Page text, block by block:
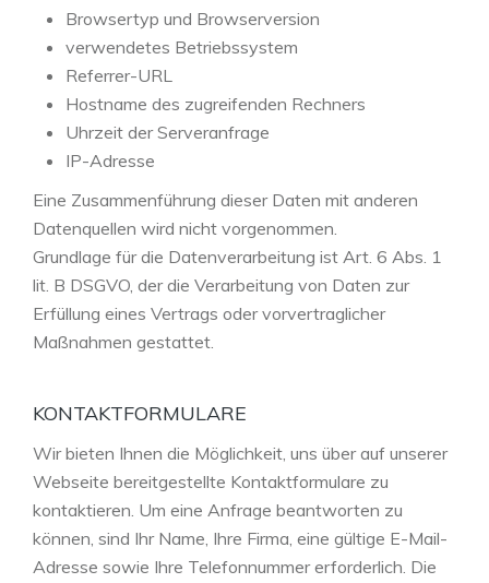
Browsertyp und Browserversion
verwendetes Betriebssystem
Referrer-URL
Hostname des zugreifenden Rechners
Uhrzeit der Serveranfrage
IP-Adresse
Eine Zusammenführung dieser Daten mit anderen
Datenquellen wird nicht vorgenommen.
Grundlage für die Datenverarbeitung ist Art. 6 Abs. 1
lit. B DSGVO, der die Verarbeitung von Daten zur
Erfüllung eines Vertrags oder vorvertraglicher
Maßnahmen gestattet.
KONTAKTFORMULARE
Wir bieten Ihnen die Möglichkeit, uns über auf unserer
Webseite bereitgestellte Kontaktformulare zu
kontaktieren. Um eine Anfrage beantworten zu
können, sind Ihr Name, Ihre Firma, eine gültige E-Mail-
Adresse sowie Ihre Telefonnummer erforderlich. Die